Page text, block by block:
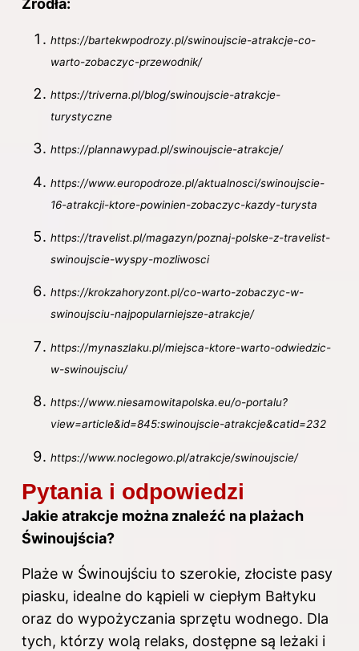
https://bartekwpodrozy.pl/swinoujscie-atrakcje-co-
warto-zobaczyc-przewodnik/
https://triverna.pl/blog/swinoujscie-atrakcje-
turystyczne
https://plannawypad.pl/swinoujscie-atrakcje/
https://www.europodroze.pl/aktualnosci/swinoujscie-
16-atrakcji-ktore-powinien-zobaczyc-kazdy-turysta
https://travelist.pl/magazyn/poznaj-polske-z-travelist-
swinoujscie-wyspy-mozliwosci
https://krokzahoryzont.pl/co-warto-zobaczyc-w-
swinoujsciu-najpopularniejsze-atrakcje/
https://mynaszlaku.pl/miejsca-ktore-warto-odwiedzic-
w-swinoujsciu/
https://www.niesamowitapolska.eu/o-portalu?
view=article&id=845:swinoujscie-atrakcje&catid=232
https://www.noclegowo.pl/atrakcje/swinoujscie/
Pytania i odpowiedzi
Jakie atrakcje można znaleźć na plażach
Świnoujścia?
Plaże w Świnoujściu to szerokie, złociste pasy
piasku, idealne do kąpieli w ciepłym Bałtyku
oraz do wypożyczania sprzętu wodnego. Dla
tych, którzy wolą relaks, dostępne są leżaki i